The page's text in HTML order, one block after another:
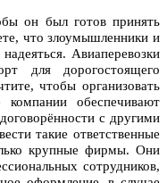
он был готов принять
что злоумышленники и
Авиаперевозки
для дорогостоящего
чтобы организовать
компании обеспечивают
с другими
такие ответственные
крупные фирмы. Они
сотрудников,